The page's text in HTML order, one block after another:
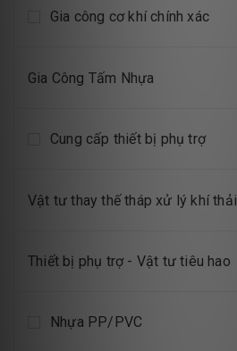
Gia công cơ khí chính xác
Gia Công Tấm Nhựa
Cung cấp thiết bị phụ trợ
Vật tư thay thế tháp xử lý khí thải
Thiết bị phụ trợ - Vật tư tiêu hao
Nhựa PP/PVC